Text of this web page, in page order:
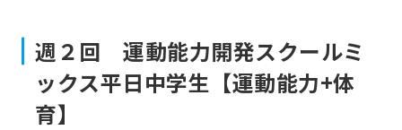
週２回 運動能力開発スクールミ
ックス平日中学生【運動能力+体
育】